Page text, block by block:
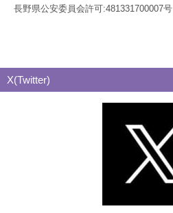
長野県公安委員会許可:481331700007号
X(Twitter)